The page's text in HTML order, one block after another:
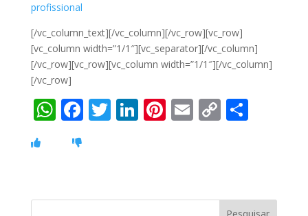
profissional
[/vc_column_text][/vc_column][/vc_row][vc_row]
[vc_column width=”1/1″][vc_separator][/vc_column]
[/vc_row][vc_row][vc_column width=”1/1″][/vc_column]
[/vc_row]
W
at
A
F
o
T Li
dI
Pi
st
E C
Li
S